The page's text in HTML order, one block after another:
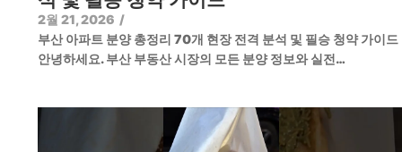
2월 21, 2026 /
부산 아파트 분양 총정리 70개 현장 전격 분석 및 필승 청약 가이
안녕하세요. 부산 부동산 시장의 모든 분양 정보와 실전…